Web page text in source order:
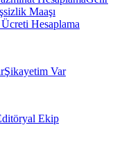
Maaşı
Hesaplama
Şikayetim Var
Ekip